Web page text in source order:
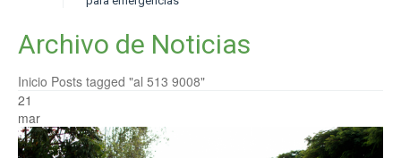
Archivo de Noticias
Inicio Posts tagged "al 513 9008"
21
mar